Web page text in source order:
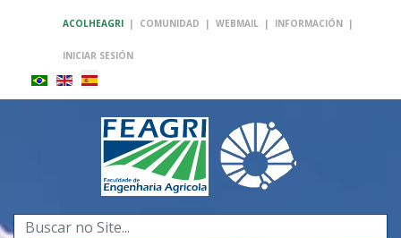
ACOLHEAGRI | COMUNIDAD | WEBMAIL | INFORMACIÓN |
INICIAR SESIÓN
Buscar...